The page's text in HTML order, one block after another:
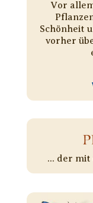
Vor
Schönheit
vorher
... der mit